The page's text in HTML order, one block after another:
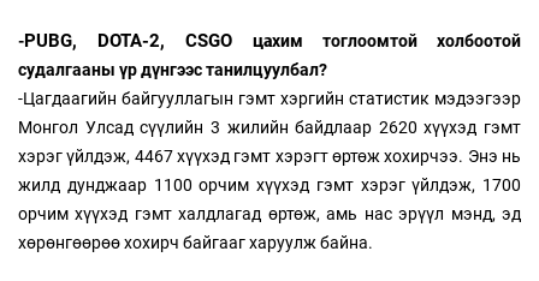
-PUBG, DOTA-2, CSGO цахим тоглоомтой холбоотой
судалгааны үр дүнгээс танилцуулбал?
-Цагдаагийн байгууллагын гэмт хэргийн статистик мэдээгээр
Монгол Улсад сүүлийн 3 жилийн байдлаар 2620 хүүхэд гэмт
хэрэг үйлдэж, 4467 хүүхэд гэмт хэрэгт өртөж хохирчээ. Энэ нь
жилд дунджаар 1100 орчим хүүхэд гэмт хэрэг үйлдэж, 1700
орчим хүүхэд гэмт халдлагад өртөж, амь нас эрүүл мэнд, эд
хөрөнгөөрөө хохирч байгааг харуулж байна.